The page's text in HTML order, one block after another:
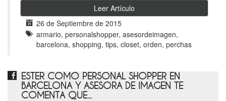
Leer Artículo
26 de Septiembre de 2015
armario, personalshopper, asesordeimagen,
barcelona, shopping, tips, closet, orden, perchas
ESTER COMO PERSONAL SHOPPER EN
BARCELONA Y ASESORA DE IMAGEN TE
COMENTA QUE...